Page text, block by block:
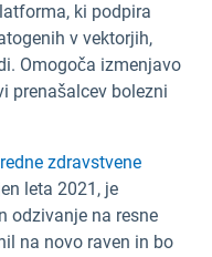
ki podpira
v vektorjih,
Omogoča izmenjavo
prenašalcev bolezni
zdravstvene
leta 2021, je
odzivanje na resne
na novo raven in bo